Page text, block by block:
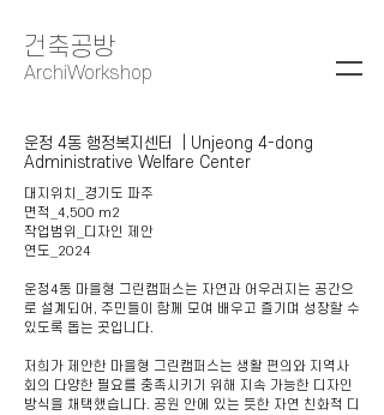
건축공방
ArchiWorkshop
운정 4동 행정복지센터 | Unjeong 4-dong
Administrative Welfare Center
대지위치_경기도 파주
면적_4,500 m2
작업범위_디자인 제안
연도_202​4
운정4동 마을형 그린캠퍼스는 자연과 어우러지는 공간으
로 설계되어, 주민들이 함께 모여 배우고 즐기며 성장할 수
있도록 돕는 곳입니다.
저희가 제안한 마을형 그린캠퍼스는 생활 편의와 지역사
회의 다양한 필요를 충족시키기 위해 지속 가능한 디자인
방식을 채택했습니다. 공원 안에 있는 듯한 자연 친화적 디